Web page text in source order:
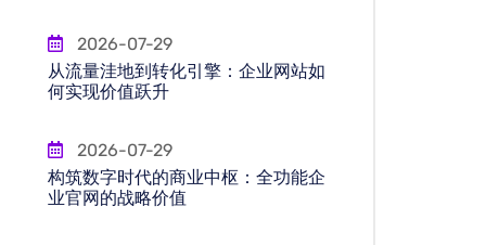
2026-07-29
从流量洼地到转化引擎：企业网站如
何实现价值跃升
2026-07-29
构筑数字时代的商业中枢：全功能企
业官网的战略价值